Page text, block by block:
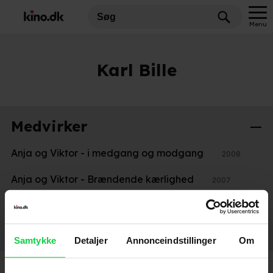
Samtykke Detaljer Annonceindstillinger Om
Menu
Karl Bille
Medvirker
Anja og Viktor - i medgang og modgang 2008
Anja og Viktor - Brændende kærlighed 2007
Anja Efter Viktor